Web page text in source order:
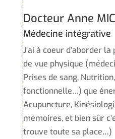
Docteur Anne
Médecine intégrative
J’ai à coeur d’aborder
de vue physique
Prises de sang,
fonctionnelle…) que
Acupuncture,
mémoires, et bien sûr
trouve toute sa place…)